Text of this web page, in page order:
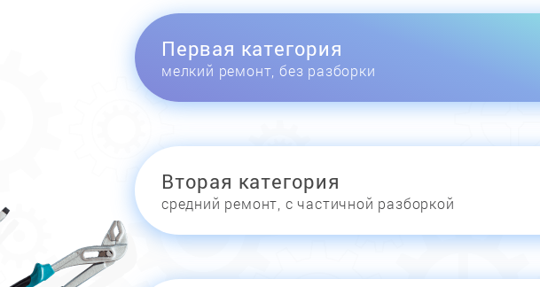
Первая категория
мелкий ремонт, без разборки
Вторая категория
средний ремонт, с частичной разборкой